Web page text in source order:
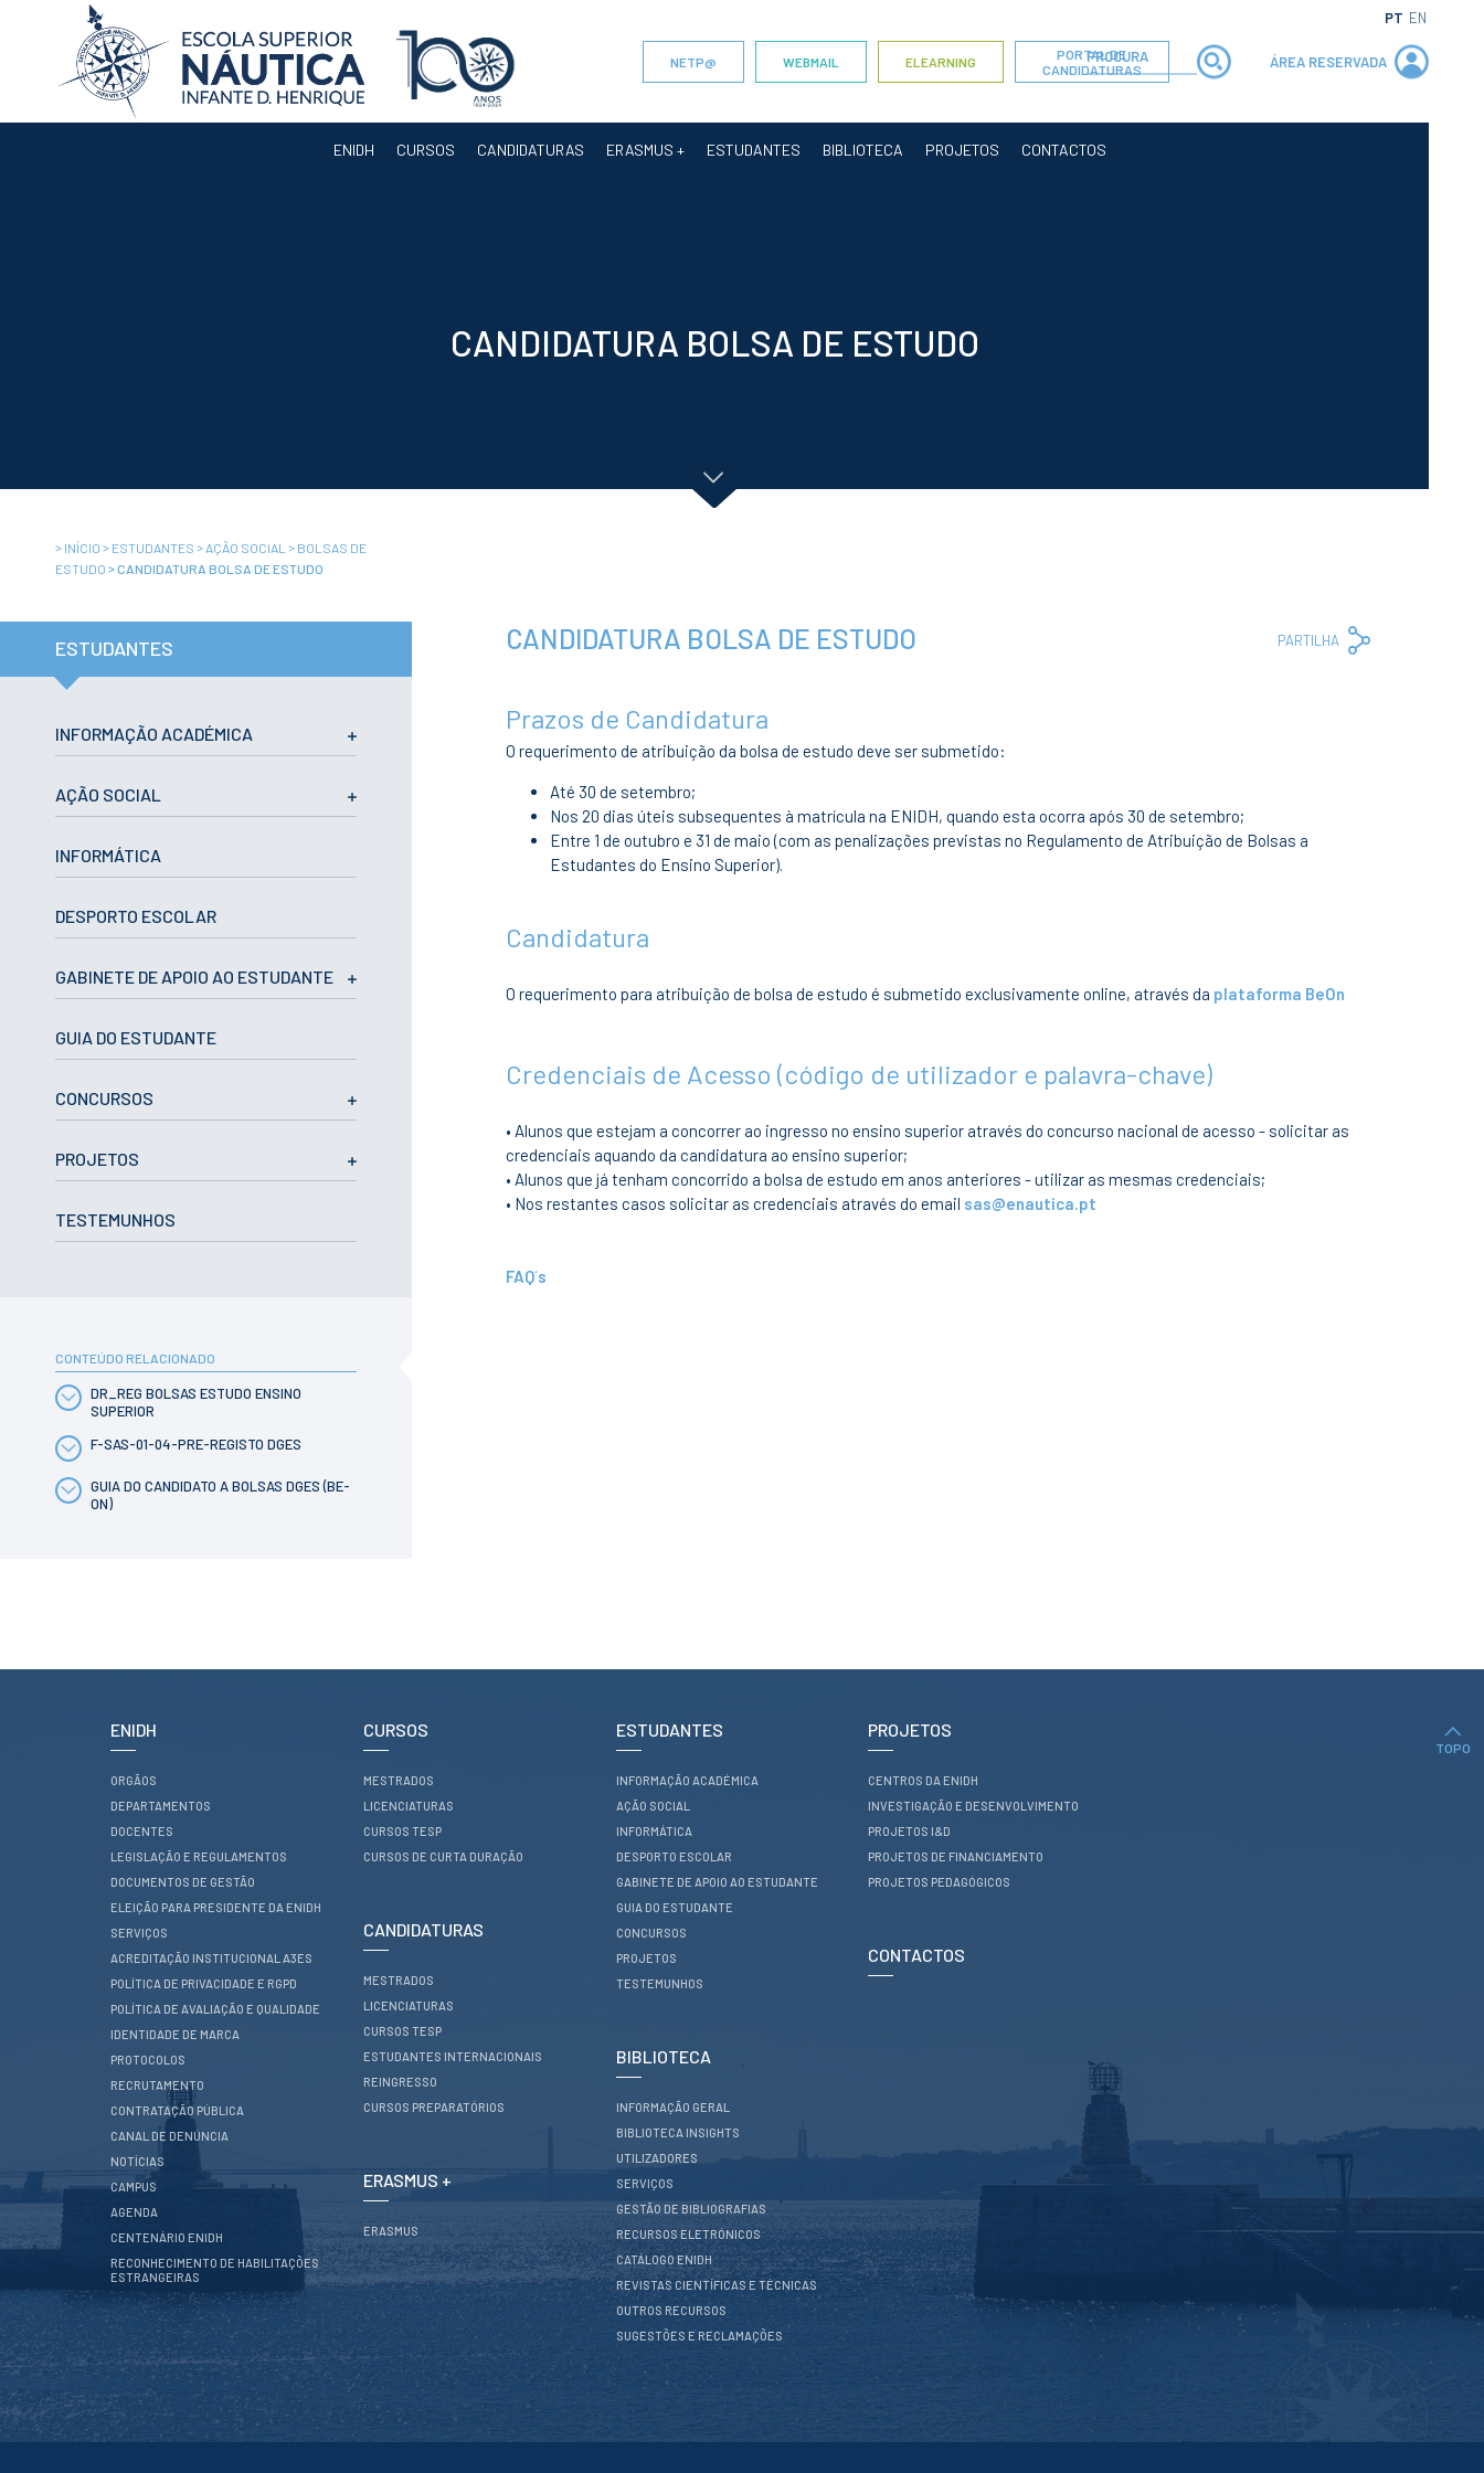
ÁREA RESERVADA
NETP@ WEBMAIL ELEARNING
PORTAL DE
CANDIDATURAS
PT EN
ENIDH CURSOS CANDIDATURAS ERASMUS + ESTUDANTES BIBLIOTECA PROJETOS CONTACTOS
Privacidade e
RGPD
Qualidade
Identidade de
Protocolos
Contratação
Pública
Canal de Denúncia
Campus
Agenda
Reconhecimento
CURSOS
Mestrados
Licenciaturas
Cursos de Curta
Duração
CANDIDATURAS
Preparatórios
ERASMUS +
Erasmus
ESTUDANTES
Apoio ao
Testemunhos
BIBLIOTECA
Informação geral
Utilizadores
bibliografias
Eletrónicos
Catálogo ENIDH
Outros Recursos
Sugestões e
Reclamações
Centros da ENIDH
Investigação e
Desenvolvimento
Projetos I&D
Projetos de
Financiamento
Projetos
Pedagógicos
CANDIDATURA BOLSA DE ESTUDO
> INÍCIO > ESTUDANTES > AÇÃO SOCIAL > BOLSAS DE
ESTUDO >CANDIDATURA BOLSA DE ESTUDO
ESTUDANTES
INFORMAÇÃO ACADÉMICA
AÇÃO SOCIAL
INFORMÁTICA
DESPORTO ESCOLAR
GABINETE DE APOIO AO ESTUDANTE
GUIA DO ESTUDANTE
CONCURSOS
PROJETOS
TESTEMUNHOS
CONTEÚDO RELACIONADO
DR_REG BOLSAS ESTUDO ENSINO
SUPERIOR
F-SAS-01-04-PRE-REGISTO DGES
GUIA DO CANDIDATO A BOLSAS DGES (BE-
ON)
CANDIDATURA BOLSA DE ESTUDO PARTILHA
Copy
Prazos de Candidatura
O requerimento de atribuição da bolsa de estudo deve ser submetido:
Até 30 de setembro;
Nos 20 dias úteis subsequentes à matrícula na ENIDH, quando esta ocorra após 30 de setembro;
Entre 1 de outubro e 31 de maio (com as penalizações previstas no Regulamento de Atribuição de Bolsas a
Estudantes do Ensino Superior).
Candidatura
O requerimento para atribuição de bolsa de estudo é submetido exclusivamente online, através da plataforma BeOn
Credenciais de Acesso (código de utilizador e palavra-chave)
• Alunos que estejam a concorrer ao ingresso no ensino superior através do concurso nacional de acesso - solicitar as
credenciais aquando da candidatura ao ensino superior;
• Alunos que já tenham concorrido a bolsa de estudo em anos anteriores - utilizar as mesmas credenciais;
• Nos restantes casos solicitar as credenciais através do email sas@enautica.pt
FAQ´s
TOPO
ENIDH
ORGÃOS
DEPARTAMENTOS
DOCENTES
LEGISLAÇÃO E REGULAMENTOS
DOCUMENTOS DE GESTÃO
ELEIÇÃO PARA PRESIDENTE DA ENIDH
SERVIÇOS
ACREDITAÇÃO INSTITUCIONAL A3ES
POLÍTICA DE PRIVACIDADE E RGPD
POLÍTICA DE AVALIAÇÃO E QUALIDADE
IDENTIDADE DE MARCA
PROTOCOLOS
RECRUTAMENTO
CONTRATAÇÃO PÚBLICA
CANAL DE DENÚNCIA
NOTÍCIAS
CAMPUS
AGENDA
CENTENÁRIO ENIDH
RECONHECIMENTO DE HABILITAÇÕES
ESTRANGEIRAS
CURSOS
MESTRADOS
LICENCIATURAS
CURSOS TESP
CURSOS DE CURTA DURAÇÃO
CANDIDATURAS
MESTRADOS
LICENCIATURAS
CURSOS TESP
ESTUDANTES INTERNACIONAIS
REINGRESSO
CURSOS PREPARATÓRIOS
ERASMUS +
ERASMUS
ESTUDANTES
INFORMAÇÃO ACADÉMICA
AÇÃO SOCIAL
INFORMÁTICA
DESPORTO ESCOLAR
GABINETE DE APOIO AO ESTUDANTE
GUIA DO ESTUDANTE
CONCURSOS
PROJETOS
TESTEMUNHOS
BIBLIOTECA
INFORMAÇÃO GERAL
BIBLIOTECA INSIGHTS
UTILIZADORES
SERVIÇOS
GESTÃO DE BIBLIOGRAFIAS
RECURSOS ELETRÓNICOS
CATÁLOGO ENIDH
REVISTAS CIENTÍFICAS E TÉCNICAS
OUTROS RECURSOS
SUGESTÕES E RECLAMAÇÕES
PROJETOS
CENTROS DA ENIDH
INVESTIGAÇÃO E DESENVOLVIMENTO
PROJETOS I&D
PROJETOS DE FINANCIAMENTO
PROJETOS PEDAGÓGICOS
CONTACTOS